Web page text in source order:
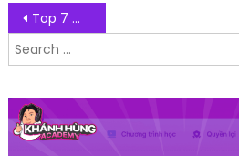
Post navigation
Top 7 mẫu website doanh nghiệp kinh doanh nổi bật – đẳng cấp riêng
Search for: